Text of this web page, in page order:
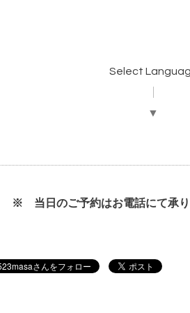
Select
▼
※ 当日のご予約はお電話にて承